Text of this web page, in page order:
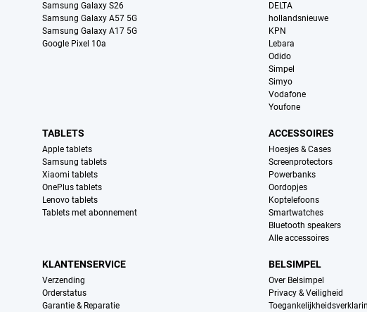
Samsung Galaxy S26
Samsung Galaxy A57 5G
Samsung Galaxy A17 5G
Google Pixel 10a
DELTA
hollandsnieuwe
KPN
Lebara
Odido
Simpel
Simyo
Vodafone
Youfone
TABLETS
Apple tablets
Samsung tablets
Xiaomi tablets
OnePlus tablets
Lenovo tablets
Tablets met abonnement
ACCESSOIRES
Hoesjes & Cases
Screenprotectors
Powerbanks
Oordopjes
Koptelefoons
Smartwatches
Bluetooth speakers
Alle accessoires
KLANTENSERVICE
Verzending
Orderstatus
Garantie & Reparatie
BELSIMPEL
Over Belsimpel
Privacy & Veiligheid